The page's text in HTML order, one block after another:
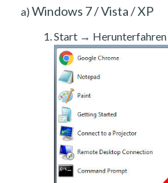
a) Windows 7 / Vista / XP
Start →